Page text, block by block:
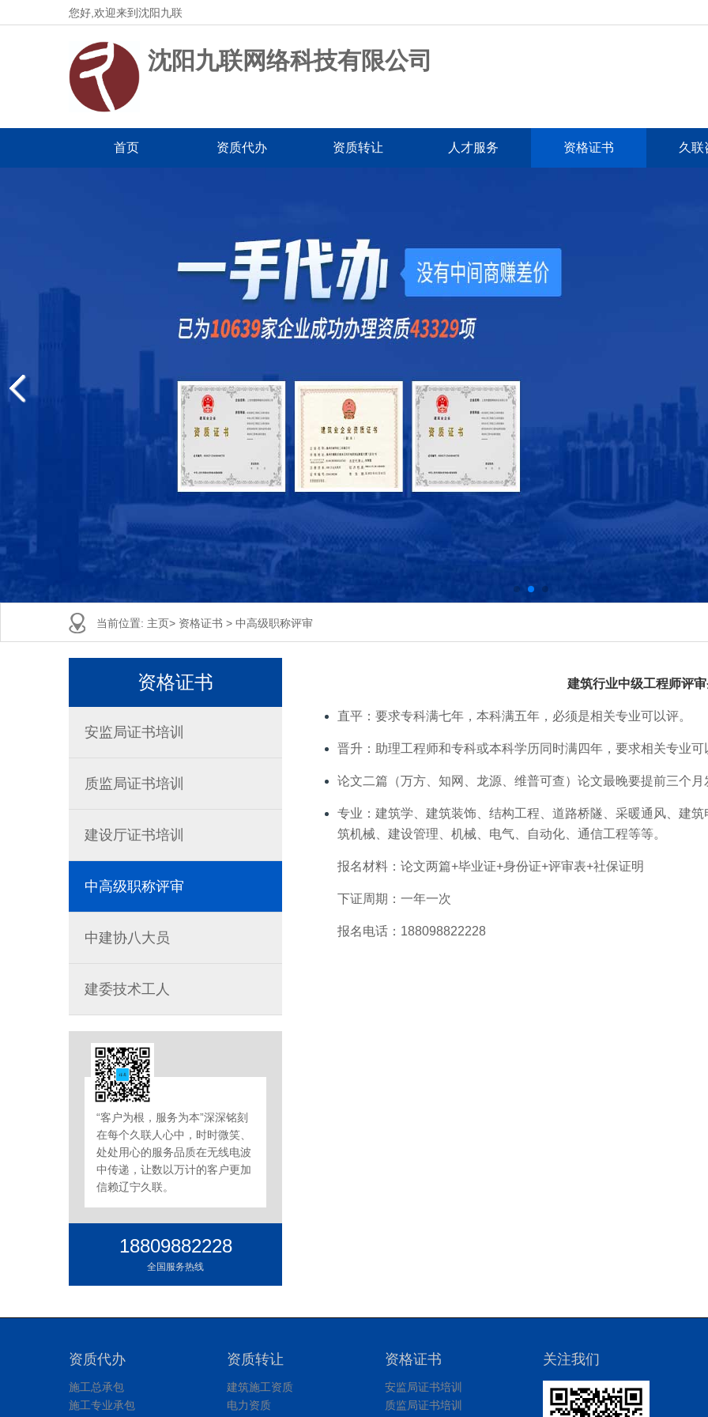
您好,欢迎来到沈阳九联
沈阳九联网络科技有限公司
首页 资质代办 资质转让 人才服务 资格证书 久联
当前位置: 主页> 资格证书 > 中高级职称评审
资格证书
安监局证书培训
质监局证书培训
建设厅证书培训
中高级职称评审
中建协八大员
建委技术工人
“客户为根，服务为本”深深铭刻
在每个久联人心中，时时微笑、
处处用心的服务品质在无线电波
中传递，让数以万计的客户更加
信赖辽宁久联。
18809882228
全国服务热线
建筑行业中级工程师评
直平：要求专科满七年，本科满五年，必须是相关专业可以评。
晋升：助理工程师和专科或本科学历同时满四年，要求相关专业可
论文二篇（万方、知网、龙源、维普可查）论文最晚要提前三个
专业：建筑学、建筑装饰、结构工程、道路桥隧、采暖通风、建
筑机械、建设管理、机械、电气、自动化、通信工程等等。
报名材料：论文两篇+毕业证+身份证+评审表+社保证明
下证周期：一年一次
报名电话：188098822228
资质代办
施工总承包
施工专业承包
资质转让
建筑施工资质
电力资质
资格证书
安监局证书培训
质监局证书培训
关注我们